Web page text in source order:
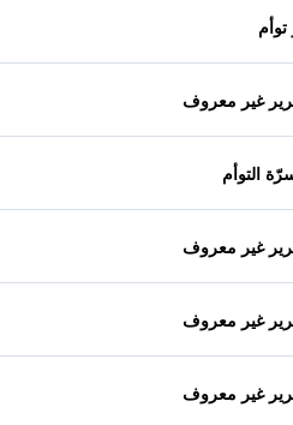
غير معروف
غير معروف
غير معروف
غير معروف